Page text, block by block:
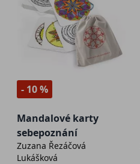
- 10 %
Mandalové karty
sebepoznání
Zuzana Řezáčová
Lukášková